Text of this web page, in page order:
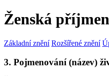
Ženská
Základní znění Rozšířené znění
3. Pojmenování (název)